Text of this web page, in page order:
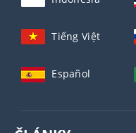
Tiếng Việt
Español